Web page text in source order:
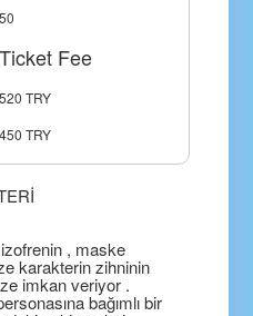
50
Ticket Fee
520 TRY
450 TRY
, maske
karakterin zihninin
imkan veriyor .
bağımlı bir